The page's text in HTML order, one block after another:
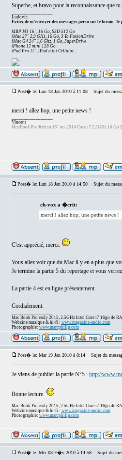
Superbe, et bravo pour la reconnaissance que
Ludovic
Evitez de m'envoyer des messages perso sur le forum. Je
MBP M1 16", 16 Go, SSD 512 Go
iMac 27" 2,9 GHz, 16 Go, 3 To FusionDrive
iMac G4 24" 1,6 Ghz, 1 Go, SuperDrive
iPhone 12 mini 128 Go
iPad Pro 11", iPad mini Cellular...
Post� le: Lun 18 Jan 2010 à 11:08 Sujet du
merci ! allez hop, une petite news !
Vincent
MacBook Pro Retina 15" mi-2014 Core i7 2,5GHz 16 Go
Post� le: Lun 18 Jan 2010 à 14:50 Sujet du
ch-vox a �crit:
merci ! allez hop, une petite news !
C'est apprécié, merci.
Vous allez voir que du Mac il y en a plus que
Je termine la partie 5 du reportage et vous
La partie 4 est en ligne présentement.
Cordialement.
Mac Book Pro early 2015, 2.5GHz Intel Core i7 16go de
Webzine musique & hi-fi : www.magazine-audio.com
Photographie: www.marcphilip.com
Post� le: Mar 19 Jan 2010 à 8:14 Sujet du
Je viens de publier la partie N°5 : http://
Bonne lecture.
Mac Book Pro early 2015, 2.5GHz Intel Core i7 16go de
Webzine musique & hi-fi : www.magazine-audio.com
Photographie: www.marcphilip.com
Post� le: Mer 03 F�v 2010 à 14:58 Sujet du